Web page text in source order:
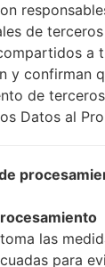
La
de
a
y confirman
de
Datos al
las
para